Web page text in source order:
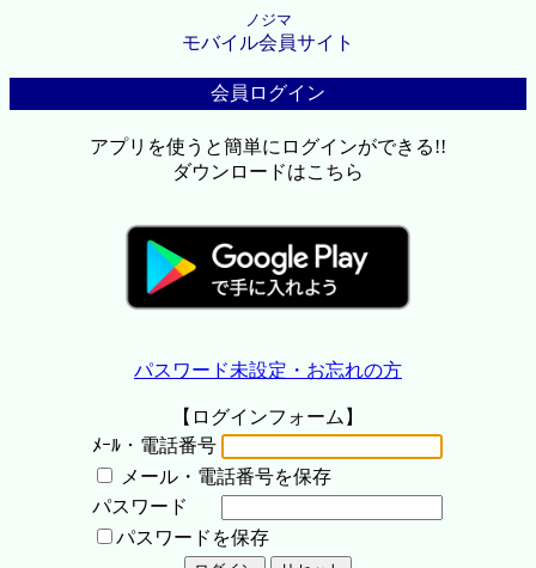
ノジマ
モバイル会員サイト
会員ログイン
アプリを使うと簡単にログインができる!!
ダウンロードはこちら
パスワード未設定・お忘れの方
【ログインフォーム】
ﾒｰﾙ・電話番号
メール・電話番号を保存
パスワード
パスワードを保存